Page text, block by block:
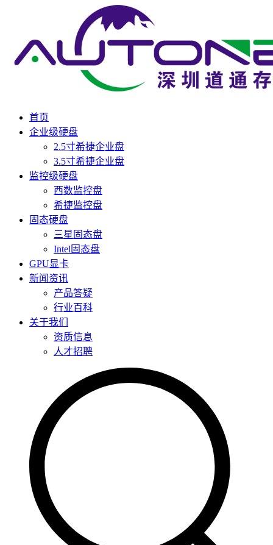
首页
企业级硬盘
2.5寸希捷企业盘
3.5寸希捷企业盘
监控级硬盘
西数监控盘
希捷监控盘
固态硬盘
三星固态盘
Intel固态盘
GPU显卡
新闻资讯
产品答疑
行业百科
关于我们
资质信息
人才招聘